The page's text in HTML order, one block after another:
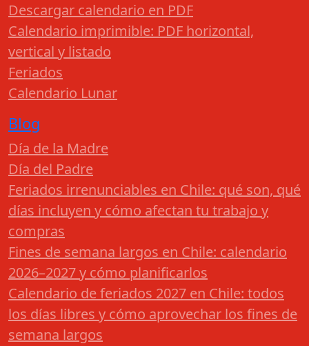
Descargar calendario en PDF
Calendario imprimible: PDF horizontal,
vertical y listado
Feriados
Calendario Lunar
Blog
Día de la Madre
Día del Padre
Feriados irrenunciables en Chile: qué son, qué
días incluyen y cómo afectan tu trabajo y
compras
Fines de semana largos en Chile: calendario
2026–2027 y cómo planificarlos
Calendario de feriados 2027 en Chile: todos
los días libres y cómo aprovechar los fines de
semana largos